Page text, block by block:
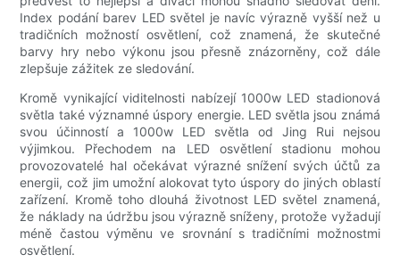
Index podání barev LED světel je navíc výrazně vyšší než u
tradičních možností osvětlení, což znamená, že skutečné
barvy hry nebo výkonu jsou přesně znázorněny, což dále
zlepšuje zážitek ze sledování.
Kromě vynikající viditelnosti nabízejí 1000w LED stadionová
světla také významné úspory energie. LED světla jsou známá
svou účinností a 1000w LED světla od Jing Rui nejsou
výjimkou. Přechodem na LED osvětlení stadionu mohou
provozovatelé hal očekávat výrazné snížení svých účtů za
energii, což jim umožní alokovat tyto úspory do jiných oblastí
zařízení. Kromě toho dlouhá životnost LED světel znamená,
že náklady na údržbu jsou výrazně sníženy, protože vyžadují
méně častou výměnu ve srovnání s tradičními možnostmi
osvětlení.